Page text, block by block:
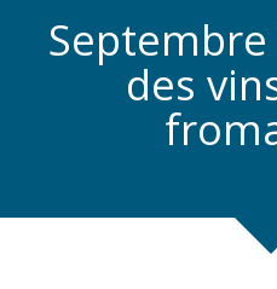
Septembre
des